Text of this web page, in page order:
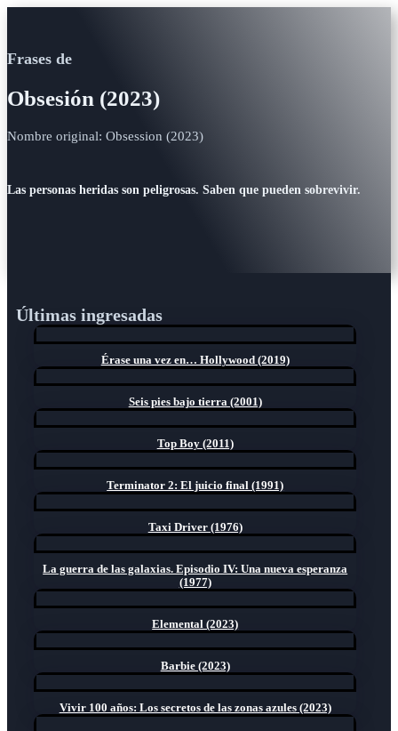
Frases de
Obsesión (2023)
Nombre original: Obsession (2023)
Las personas heridas son peligrosas. Saben que pueden sobrevivir.
Últimas ingresadas
Érase una vez en… Hollywood (2019)
Seis pies bajo tierra (2001)
Top Boy (2011)
Terminator 2: El juicio final (1991)
Taxi Driver (1976)
La guerra de las galaxias. Episodio IV: Una nueva esperanza
(1977)
Elemental (2023)
Barbie (2023)
Vivir 100 años: Los secretos de las zonas azules (2023)